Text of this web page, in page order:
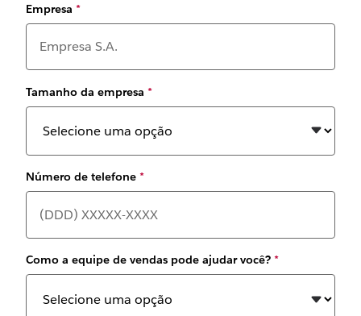
Empresa *
Tamanho da empresa *
Número de telefone *
Como a equipe de vendas pode ajudar você? *